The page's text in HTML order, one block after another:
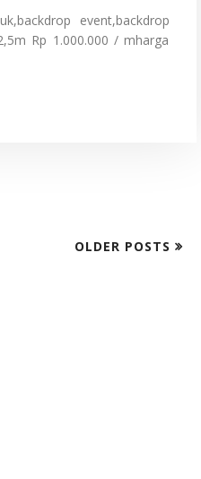
event,backdrop
Rp 1.000.000 / mharga
OLDER POSTS